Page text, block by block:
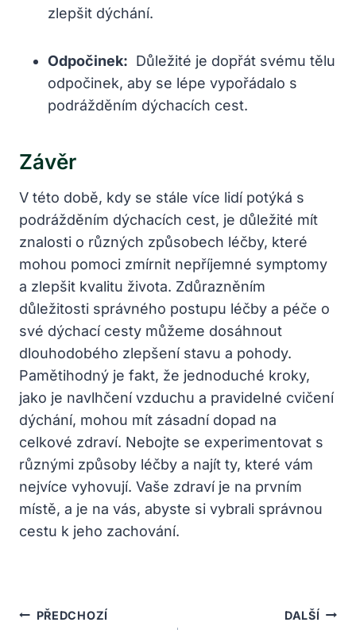
zlepšit dýchání.
Odpočinek: ​ Důležité je dopřát svému tělu
odpočinek, aby se lépe vypořádalo⁤ s
⁢podrážděním dýchacích cest.
Závěr
V⁣ této době, kdy​ se stále více lidí ⁤potýká s
podrážděním dýchacích cest, je důležité mít
znalosti o různých ‌způsobech léčby, které
mohou pomoci zmírnit nepříjemné ​symptomy
a zlepšit kvalitu života. Zdůrazněním
důležitosti ⁤správného postupu léčby a péče o
své dýchací cesty můžeme dosáhnout
dlouhodobého zlepšení ‌stavu ⁣a pohody.
‌Pamětihodný je fakt, že‌ jednoduché⁤ kroky,
jako je navlhčení vzduchu a‌ pravidelné cvičení
‍dýchání, ​mohou mít zásadní dopad na
celkové zdraví. Nebojte se experimentovat s‌
různými⁢ způsoby léčby a najít ty, které vám
nejvíce vyhovují. Vaše zdraví ⁢je na prvním⁣
místě, a‌ je na vás, abyste ⁣si vybrali správnou
cestu​ k jeho zachování.
Navigace
PŘEDCHOZÍ DALŠÍ